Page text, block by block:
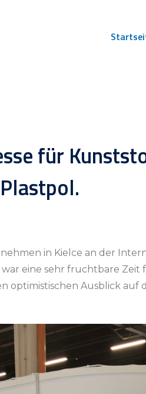
für
in Kielce an der
war eine sehr fruchtbare
optimistischen Ausblick auf